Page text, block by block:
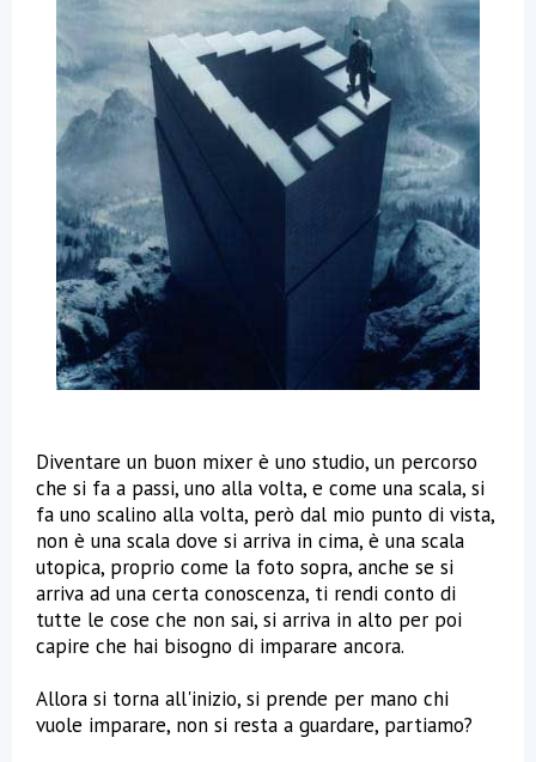
Diventare un buon mixer è uno studio, un percorso
che si fa a passi, uno alla volta, e come una scala, si
fa uno scalino alla volta, però dal mio punto di vista,
non è una scala dove si arriva in cima, è una scala
utopica, proprio come la foto sopra, anche se si
arriva ad una certa conoscenza, ti rendi conto di
tutte le cose che non sai, si arriva in alto per poi
capire che hai bisogno di imparare ancora.
Allora si torna all'inizio, si prende per mano chi
vuole imparare, non si resta a guardare, partiamo?